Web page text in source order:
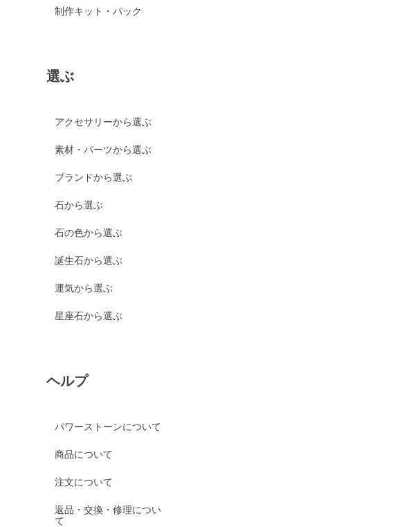
制作キット・パック
選ぶ
アクセサリーから選ぶ
素材・パーツから選ぶ
ブランドから選ぶ
石から選ぶ
石の色から選ぶ
誕生石から選ぶ
運気から選ぶ
星座石から選ぶ
ヘルプ
パワーストーンについて
商品について
注文について
返品・交換・修理につい
て